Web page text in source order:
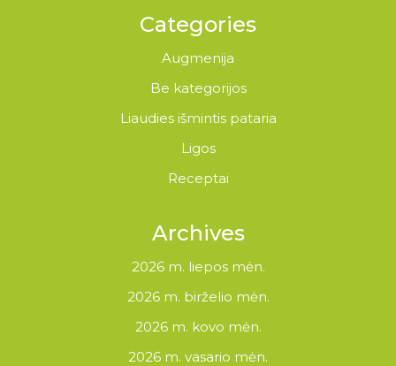
Categories
Augmenija
Be kategorijos
Liaudies išmintis pataria
Ligos
Receptai
Archives
2026 m. liepos mėn.
2026 m. birželio mėn.
2026 m. kovo mėn.
2026 m. vasario mėn.